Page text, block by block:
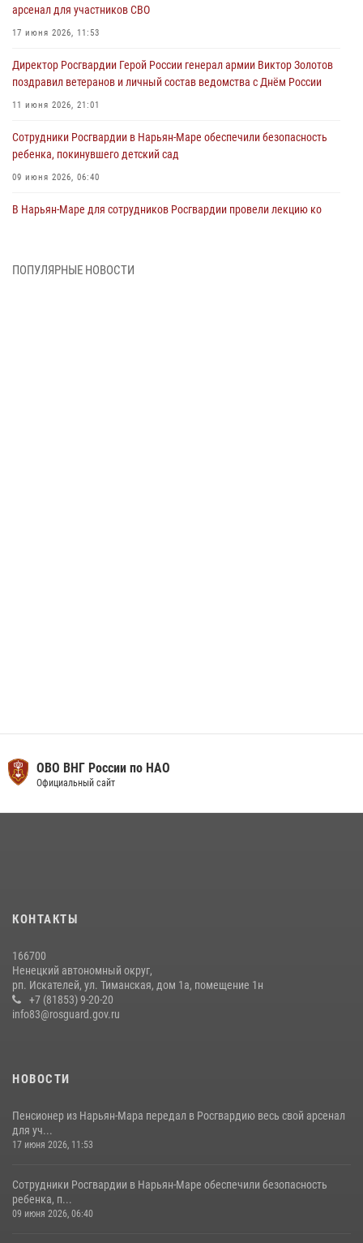
арсенал для участников СВО
17 июня 2026, 11:53
Директор Росгвардии Герой России генерал армии Виктор Золотов
поздравил ветеранов и личный состав ведомства с Днём России
11 июня 2026, 21:01
Сотрудники Росгвардии в Нарьян-Маре обеспечили безопасность
ребенка, покинувшего детский сад
09 июня 2026, 06:40
В Нарьян-Маре для сотрудников Росгвардии провели лекцию ко
ПОПУЛЯРНЫЕ НОВОСТИ
ОВО ВНГ России по НАО
Официальный сайт
КОНТАКТЫ
166700
Ненецкий автономный округ,
рп. Искателей, ул. Тиманская, дом 1а, помещение 1н
+7 (81853) 9-20-20
info83@rosguard.gov.ru
НОВОСТИ
Пенсионер из Нарьян-Мара передал в Росгвардию весь свой арсенал
для уч...
17 июня 2026, 11:53
Сотрудники Росгвардии в Нарьян-Маре обеспечили безопасность
ребенка, п...
09 июня 2026, 06:40